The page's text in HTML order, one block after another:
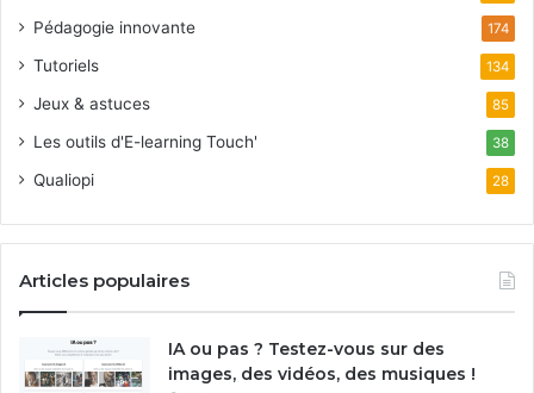
Pédagogie innovante 174
Tutoriels 134
Jeux & astuces 85
Les outils d'E-learning Touch' 38
Qualiopi 28
Articles populaires
IA ou pas ? Testez-vous sur des
images, des vidéos, des musiques !